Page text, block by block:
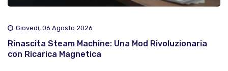
Giovedì, 06 Agosto 2026
Rinascita Steam Machine: Una Mod Rivoluzionaria
con Ricarica Magnetica